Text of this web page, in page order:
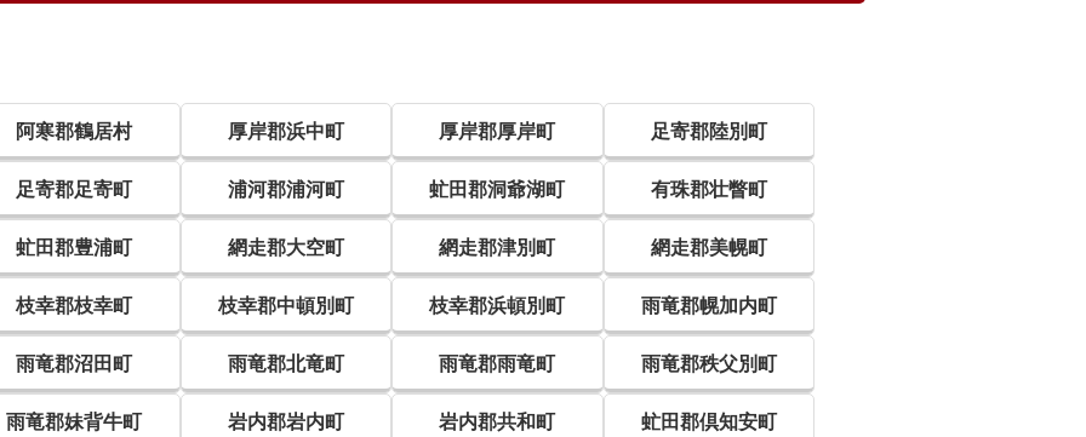
阿寒郡鶴居村 厚岸郡浜中町 厚岸郡厚岸町 足寄郡陸別町
足寄郡足寄町 浦河郡浦河町 虻田郡洞爺湖町 有珠郡壮瞥町
虻田郡豊浦町 網走郡大空町 網走郡津別町 網走郡美幌町
枝幸郡枝幸町 枝幸郡中頓別町 枝幸郡浜頓別町 雨竜郡幌加内町
雨竜郡沼田町 雨竜郡北竜町 雨竜郡雨竜町 雨竜郡秩父別町
雨竜郡妹背牛町 岩内郡岩内町 岩内郡共和町 虻田郡倶知安町